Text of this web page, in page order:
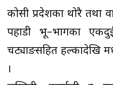
कोसी प्रदेशका थोरै तथा
पहाडी भू–भागका
चट्याङसहित हल्कादेखि
।